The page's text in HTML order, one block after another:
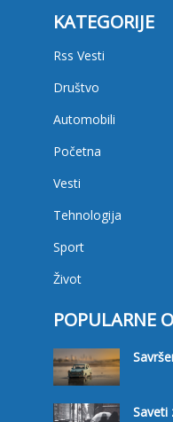
KATEGORIJE
Rss Vesti
Društvo
Automobili
Početna
Vesti
Tehnologija
Sport
Život
POPULARNE
Saveti